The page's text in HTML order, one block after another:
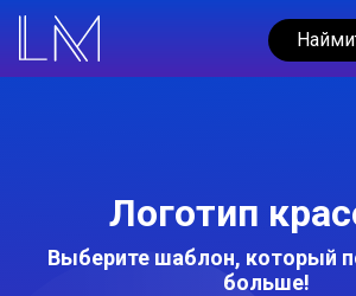
Логотип
Выберите шаблон, который
больше!